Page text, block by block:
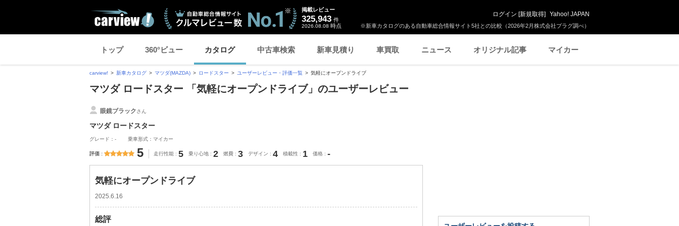
※新車カタログのある自動車総合情報サイト5社との比較（2026年2月株式会社プラグ調べ）
掲載レビュー
325,943 件
2026.08.08 時点
ログイン [新規取得] Yahoo! JAPAN
トップ 360°ビュー カタログ 中古車検索 新車見積り 車買取 ニュース オリジナル記事 マイカー
carview! 新車カタログ マツダ(MAZDA) ロードスター ユーザーレビュー・評価一覧 気軽にオープンドライブ
マツダ ロードスター 「気軽にオープンドライブ」のユーザーレビュー
眼鏡ブラックさん
マツダ ロードスター
グレード：- 乗車形式：マイカー
評価 5 走行性能 5 乗り心地 2 燃費 3 デザイン 4 積載性 1 価格 -
気軽にオープンドライブ
2025.6.16
総評